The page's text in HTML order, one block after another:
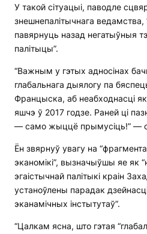
У такой сітуацыі, паводле
знешнепалітычнага ведамства,
павярнуць назад негатыўныя
палітыцы”.
“Важным у гэтых адносінах
глабальнага дыялогу па
Францыска, аб неабходнасці
яшчэ ў 2017 годзе. Раней ці
— само жыццё прымусіць!” —
Ён звярнуў увагу на
эканомікі”, вызначыўшы яе як
эгаістычнай палітыкі краін
устаноўлены парадак
эканамічных інстытутаў”.
“Цалкам ясна, што гэтая